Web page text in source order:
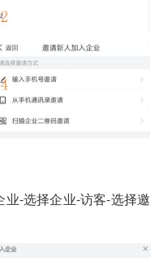
业-选择企业-访客-选择邀